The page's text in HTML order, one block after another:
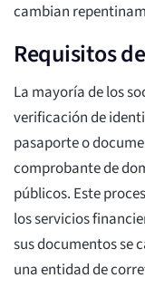
cambian
Requisitos
La mayoría de los
verificación de
pasaporte o
comprobante de
públicos. Este
los servicios
sus documentos se
una entidad de